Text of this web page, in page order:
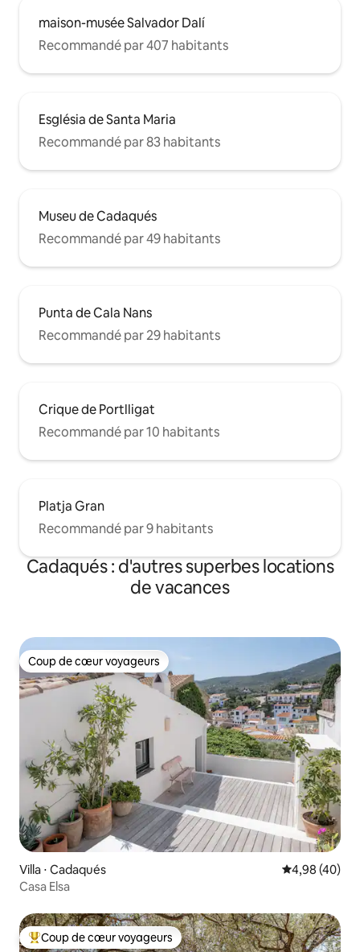
maison-musée Salvador Dalí
Recommandé par 407 habitants
Església de Santa Maria
Recommandé par 83 habitants
Museu de Cadaqués
Recommandé par 49 habitants
Punta de Cala Nans
Recommandé par 29 habitants
Crique de Portlligat
Recommandé par 10 habitants
Platja Gran
Recommandé par 9 habitants
Cadaqués : d'autres superbes locations
de vacances
Coup de cœur voyageurs
Coup de cœur voyageurs
Villa ⋅ Cadaqués Évaluation
4,98 (40)
Casa Elsa
Coups de cœur voyageurs les plus appréciés
Coup de cœur voyageurs